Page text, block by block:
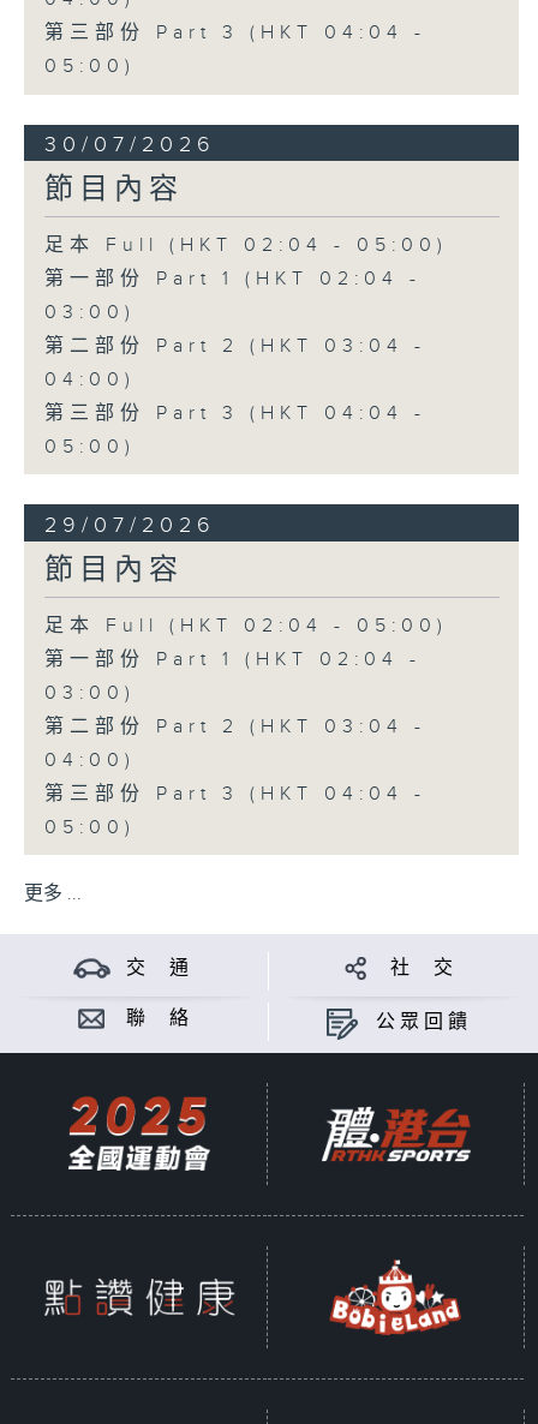
第三部份 Part 3 (HKT 04:04 -
05:00)
30/07/2026
節目內容
足本 Full (HKT 02:04 - 05:00)
第一部份 Part 1 (HKT 02:04 -
03:00)
第二部份 Part 2 (HKT 03:04 -
04:00)
第三部份 Part 3 (HKT 04:04 -
05:00)
29/07/2026
節目內容
足本 Full (HKT 02:04 - 05:00)
第一部份 Part 1 (HKT 02:04 -
03:00)
第二部份 Part 2 (HKT 03:04 -
04:00)
第三部份 Part 3 (HKT 04:04 -
05:00)
更多 ...
交 通 社 交
聯 絡 公眾回饋